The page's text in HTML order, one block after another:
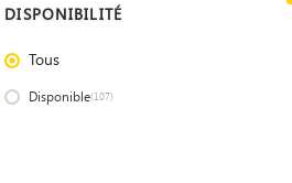
DISPONIBILITÉ
Tous
Disponible(107)